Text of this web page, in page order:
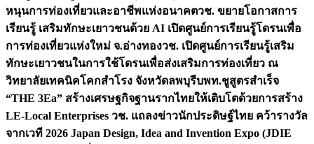
หนุนการท่องเที่ยวและอาชีพแห่งอนาคตวช. ขยายโอกาสการ
เรียนรู้ เสริมทักษะเยาวชนด้วย AI เปิดศูนย์การเรียนรู้โดรนเพื่อ
การท่องเที่ยวแห่งใหม่ จ.อ่างทองวช. เปิดศูนย์การเรียนรู้เสริม
ทักษะเยาวชนในการใช้โดรนเพื่อส่งเสริมการท่องเที่ยว ณ
วิทยาลัยเทคนิคโคกสำโรง จังหวัดลพบุรีบพท.ชูสูตรสำเร็จ
“THE 3Ea” สร้างเศรษฐกิจฐานรากไทยให้เติบโตด้วยการสร้าง
LE-Local Enterprises วช. แถลงข่าวนักประดิษฐ์ไทย คว้ารางวัล
จากเวที 2026 Japan Design, Idea and Invention Expo (JDIE